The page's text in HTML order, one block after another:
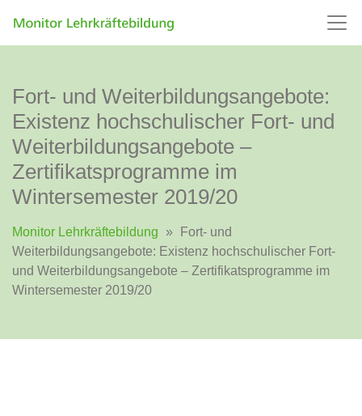
Fort- und Weiterbildungsangebote:
Existenz hochschulischer Fort- und
Weiterbildungsangebote –
Zertifikatsprogramme im
Wintersemester 2019/20
Monitor Lehrkräftebildung »
Fort- und
Weiterbildungsangebote: Existenz hochschulischer Fort-
und Weiterbildungsangebote – Zertifikatsprogramme im
Wintersemester 2019/20